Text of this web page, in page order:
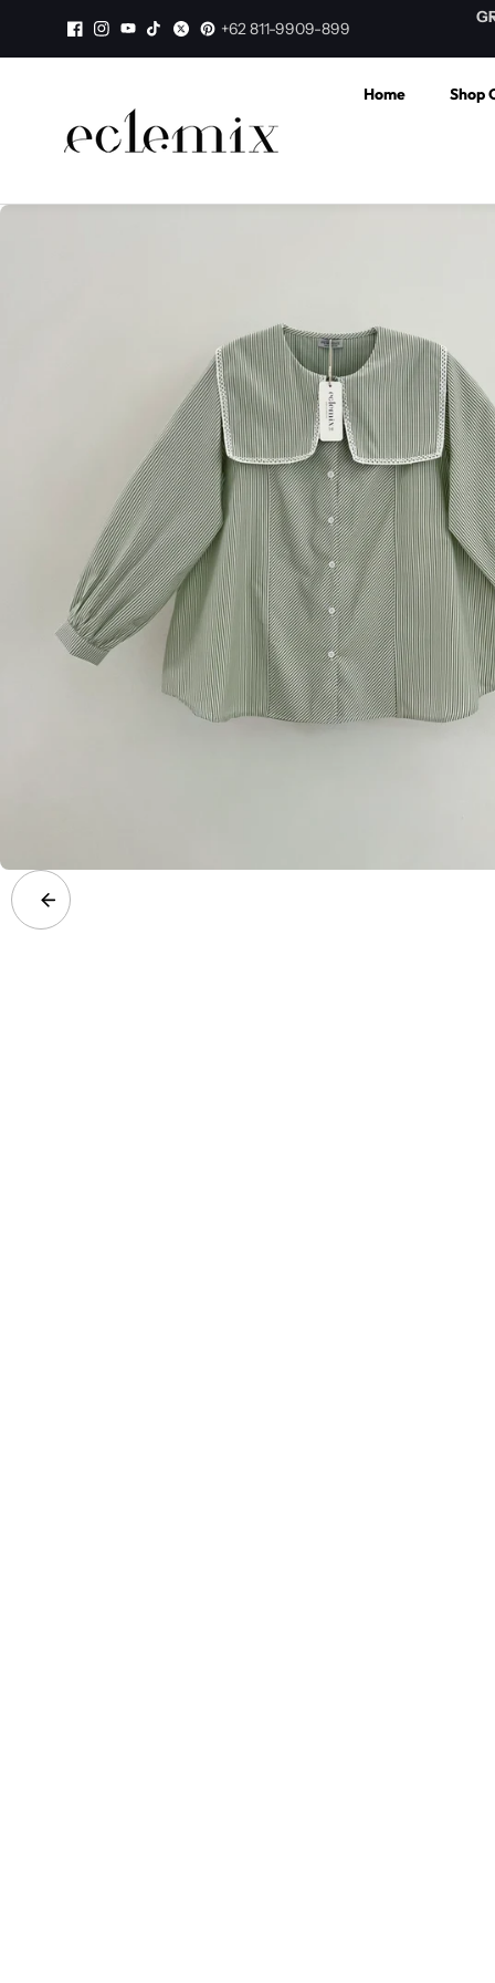
Skip to
content
+62 811-9909-899
ke seluruh Indonesia untuk order di atas 500K. Subsidi
ongkir 15K keseluruh Indonesia.
Home Shop